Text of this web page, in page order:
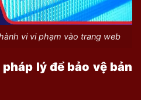
vi vi phạm vào trang web
lý để bảo vệ bản